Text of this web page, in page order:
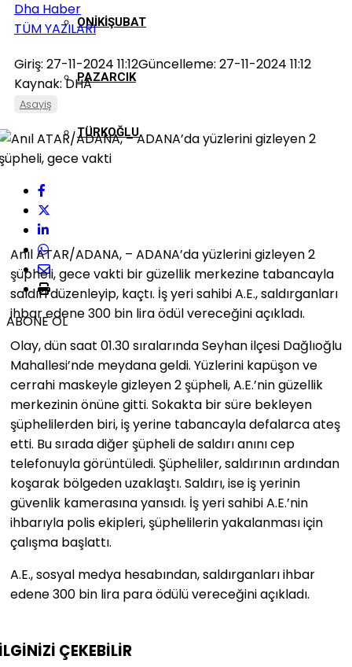
ONIKIŞUBAT
PAZARCIK
TÜRKOĞLU
Dha Haber
TÜM YAZILARI
Giriş: 27-11-2024 11:12Güncelleme: 27-11-2024 11:12
Kaynak: DHA
Asayiş
ABONE OL
Anıl ATAR/ADANA, – ADANA’da yüzlerini gizleyen 2
şüpheli, gece vakti bir güzellik merkezine tabancayla
saldırı düzenleyip, kaçtı. İş yeri sahibi A.E., saldırganları
ihbar edene 300 bin lira ödül vereceğini açıkladı.
Olay, dün saat 01.30 sıralarında Seyhan ilçesi Dağlıoğlu
Mahallesi’nde meydana geldi. Yüzlerini kapüşon ve
cerrahi maskeyle gizleyen 2 şüpheli, A.E.’nin güzellik
merkezinin önüne gitti. Sokakta bir süre bekleyen
şüphelilerden biri, iş yerine tabancayla defalarca ateş
etti. Bu sırada diğer şüpheli de saldırı anını cep
telefonuyla görüntüledi. Şüpheliler, saldırının ardından
koşarak bölgeden uzaklaştı. Saldırı, ise iş yerinin
güvenlik kamerasına yansıdı. İş yeri sahibi A.E.’nin
ihbarıyla polis ekipleri, şüphelilerin yakalanması için
çalışma başlattı.
A.E., sosyal medya hesabından, saldırganları ihbar
edene 300 bin lira para ödülü vereceğini açıkladı.
ÇEKEBİLİR